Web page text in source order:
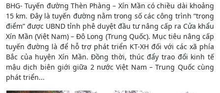
BHG- Tuyến đường Thèn Phàng – Xín Mần có chiều dài khoảng
15 km. Đây là tuyến đường nằm trong số các công trình “trọng
điểm” được UBND tỉnh phê duyệt đầu tư nâng cấp ra Cửa khẩu
Xín Mần (Việt Nam) – Đô Long (Trung Quốc). Mục tiêu nâng cấp
tuyến đường là để hỗ trợ phát triển KT-XH đối với các xã phía
Bắc của huyện Xín Mần. Đồng thời, thúc đẩy trao đổi kinh tế
mậu dịch biên giới giữa 2 nước Việt Nam – Trung Quốc cùng
phát triển...